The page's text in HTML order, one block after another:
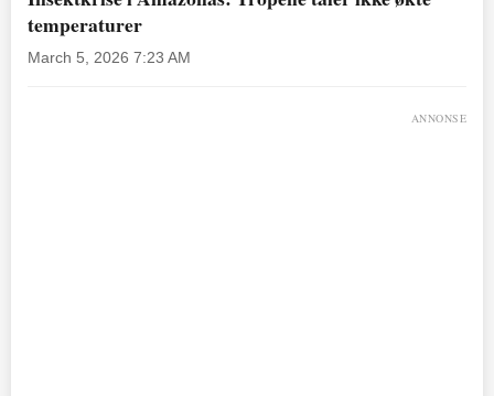
temperaturer
March 5, 2026 7:23 AM
ANNONSE